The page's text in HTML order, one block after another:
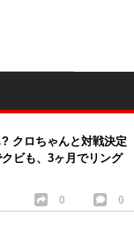
クロちゃんと対戦決定
ビも、3ヶ月でリング
0 0